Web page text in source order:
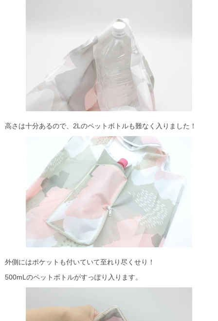
高さは十分あるので、2Lのペットボトルも難なく入りました！
外側にはポケットも付いていて至れり尽くせり！
500mLのペットボトルがすっぽり入ります。